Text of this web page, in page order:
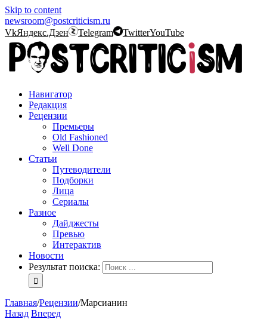
Skip to content
newsroom@postcriticism.ru
VkЯндекс.Дзен Telegram TwitterYouTube
Навигатор
Редакция
Рецензии
Премьеры
Old Fashioned
Well Done
Статьи
Путеводители
Подборки
Лица
Сериалы
Разное
Дайджесты
Превью
Интерактив
Новости
Результат поиска:
Главная/Рецензии/Марсианин
Назад Вперед